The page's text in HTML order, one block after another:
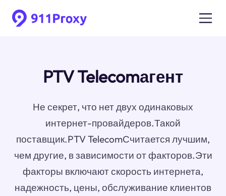
PTV Telecomагент
Не секрет, что нет двух одинаковых
интернет-провайдеров.Такой
поставщик.PTV TelecomСчитается лучшим,
чем другие, в зависимости от факторов.Эти
факторы включают скорость интернета,
надежность, цены, обслуживание клиентов